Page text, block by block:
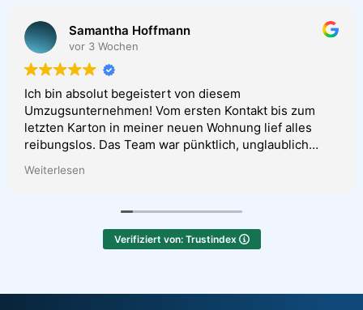
Samantha Hoffmann
vor 3 Wochen
Ich bin absolut begeistert von diesem
Umzugsunternehmen! Vom ersten Kontakt bis zum
letzten Karton in meiner neuen Wohnung lief alles
reibungslos. Das Team war pünktlich, unglaublich
gearbeitet. Auch der Abbau und Wiederaufbau meiner
uneingeschränkt weiterempfehlen und würde
jederzeit wieder mit ihr umziehen.
Weiterlesen
Verifiziert von: Trustindex